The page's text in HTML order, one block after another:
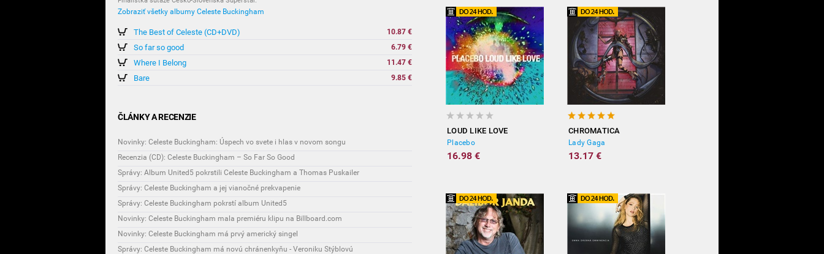
Zobraziť všetky albumy Celeste Buckingham
The Best of Celeste (CD+DVD) 10.87 €
So far so good 6.79 €
Where I Belong 11.47 €
Bare 9.85 €
ČLÁNKY A RECENZIE
Novinky: Celeste Buckingham: Úspech vo svete i hlas v novom songu
Recenzia (CD): Celeste Buckingham – So Far So Good
Správy: Album United5 pokrstili Celeste Buckingham a Thomas Puskailer
Správy: Celeste Buckingham a jej vianočné prekvapenie
Správy: Celeste Buckingham pokrstí album United5
Novinky: Celeste Buckingham mala premiéru klipu na Billboard.com
Novinky: Celeste Buckingham má prvý americký singel
Správy: Celeste Buckingham má novú chránenkyňu - Veroniku Stýblovú
LOUD LIKE LOVE
Placebo
16.98 €
CHROMATICA
Lady Gaga
13.17 €